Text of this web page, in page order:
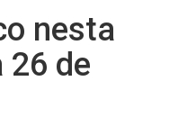
nesta
26 de